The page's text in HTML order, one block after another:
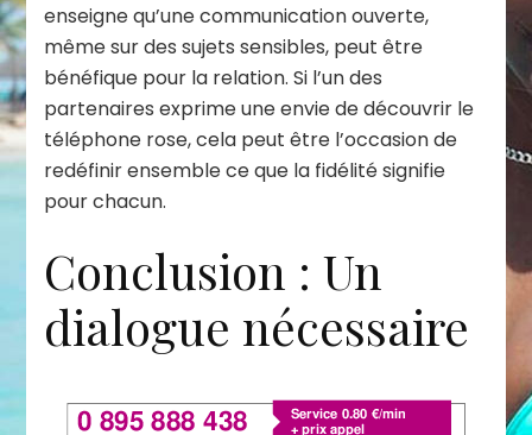
enseigne qu’une communication ouverte,
même sur des sujets sensibles, peut être
bénéfique pour la relation. Si l’un des
partenaires exprime une envie de découvrir le
téléphone rose, cela peut être l’occasion de
redéfinir ensemble ce que la fidélité signifie
pour chacun.
Conclusion : Un
dialogue nécessaire